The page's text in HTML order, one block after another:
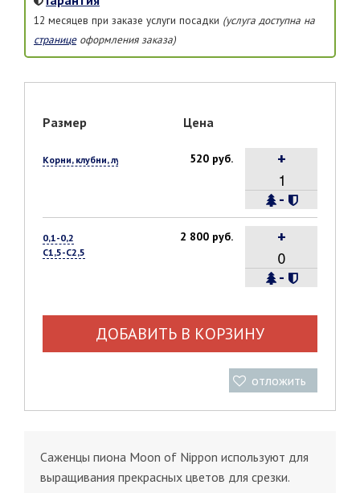
12 месяцев при заказе услуги посадки (услуга доступна на
страницеоформления заказа)
Размер Цена
Корни, клубни, луковицы, 1 шт. 520 руб.
-
+
0,1-0,2
С1,5-С2,5
2 800 руб.
-
+
ДОБАВИТЬ В КОРЗИНУ
отложить
Саженцы пиона Moon of Nippon используют для
выращивания прекрасных цветов для срезки.